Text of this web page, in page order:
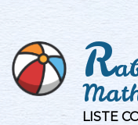
R
LISTE